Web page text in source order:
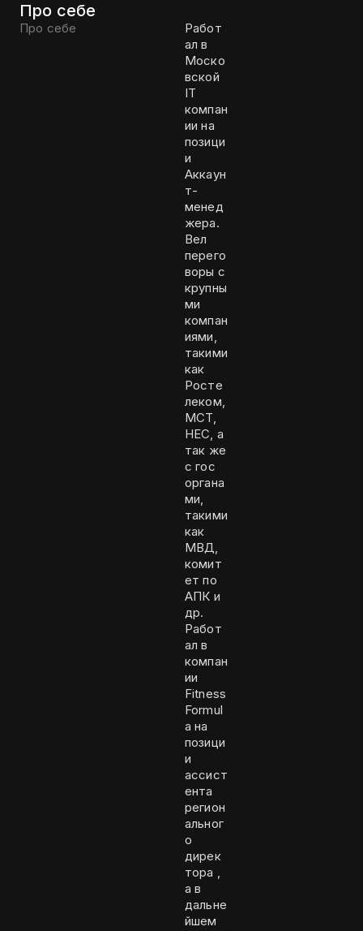
Про себе
Про себе
Работ
ал в
Моско
вской
IT
компан
ии на
позици
и
Аккаун
т-
менед
жера.
Вел
перего
воры с
крупны
ми
компан
иями,
такими
как
Росте
леком,
МСТ,
НЕС, а
так же
с гос
органа
ми,
такими
как
МВД,
комит
ет по
АПК и
др.
Работ
ал в
компан
ии
Fitness
Formul
a на
позици
и
ассист
ента
регион
альног
о
дирек
тора ,
а в
дальне
йшем